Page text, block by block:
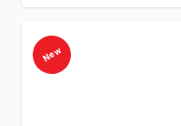
New